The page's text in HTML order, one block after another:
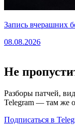
Запись вчерашних
08.08.2026
Не
Разборы патчей,
Telegram — там же
Подписаться в